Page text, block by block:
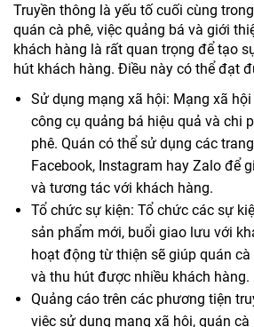
Truyền thông là yếu tố cuối cùng
quán cà phê, việc quảng bá và giới
khách hàng là rất quan trọng để tạo
hút khách hàng. Điều này có thể đạt
Sử dụng mạng xã hội: Mạng xã
công cụ quảng bá hiệu quả và chi
phê. Quán có thể sử dụng các
Facebook, Instagram hay Zalo để
và tương tác với khách hàng.
Tổ chức sự kiện: Tổ chức các sự
sản phẩm mới, buổi giao lưu với
hoạt động từ thiện sẽ giúp quán
và thu hút được nhiều khách hàng.
Quảng cáo trên các phương tiện
việc sử dụng mạng xã hội, quán cà